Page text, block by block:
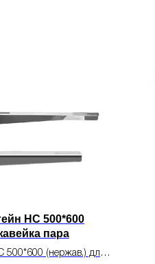
НС 500*600
пара
500*600 (нержав.) для